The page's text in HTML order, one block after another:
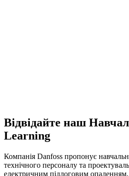
Відвідайте наш
Learning
Компанія Danfoss пропонує
технічного персоналу та
електричним підлоговим опаленням.